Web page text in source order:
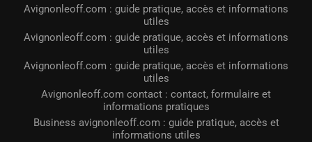
Avignonleoff.com : guide pratique, accès et informations
utiles
Avignonleoff.com : guide pratique, accès et informations
utiles
Avignonleoff.com : guide pratique, accès et informations
utiles
Avignonleoff.com contact : contact, formulaire et
informations pratiques
Business avignonleoff.com : guide pratique, accès et
informations utiles